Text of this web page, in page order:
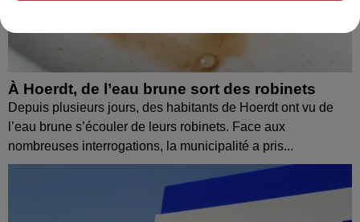
À Hoerdt, de l’eau brune sort des robinets
Depuis plusieurs jours, des habitants de Hoerdt ont vu de
l’eau brune s’écouler de leurs robinets. Face aux
nombreuses interrogations, la municipalité a pris...